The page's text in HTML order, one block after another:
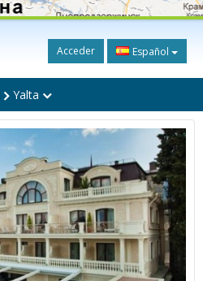
Acceder Español
Yalta